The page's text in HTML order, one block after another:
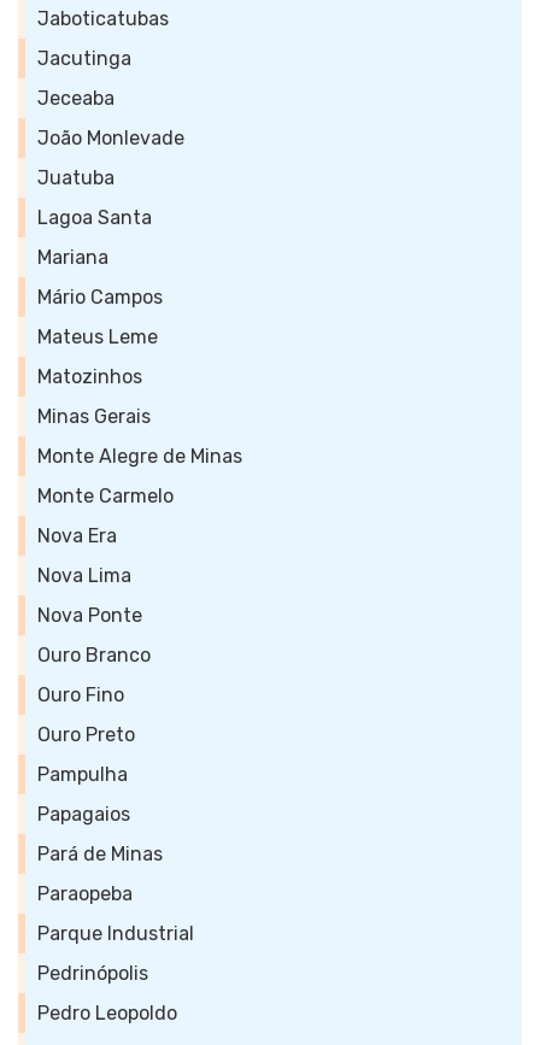
Jaboticatubas
Jacutinga
Jeceaba
João Monlevade
Juatuba
Lagoa Santa
Mariana
Mário Campos
Mateus Leme
Matozinhos
Minas Gerais
Monte Alegre de Minas
Monte Carmelo
Nova Era
Nova Lima
Nova Ponte
Ouro Branco
Ouro Fino
Ouro Preto
Pampulha
Papagaios
Pará de Minas
Paraopeba
Parque Industrial
Pedrinópolis
Pedro Leopoldo